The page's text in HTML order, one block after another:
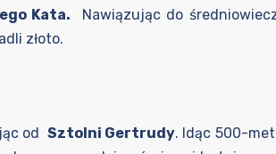
Kata.
Nawiązując do
złoto.
od Sztolni Gertrudy. Idąc 500-